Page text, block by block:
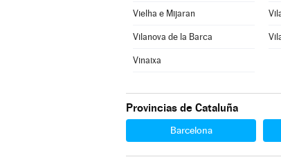
Vielha e Mijaran
Vilanova de la Barca
Vinaixa
Provincias de Cataluña
Barcelona